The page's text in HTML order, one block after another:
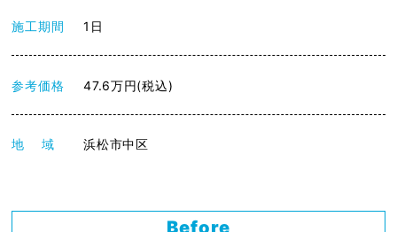
施工期間 1日
参考価格 47.6万円(税込)
地 域 浜松市中区
Before